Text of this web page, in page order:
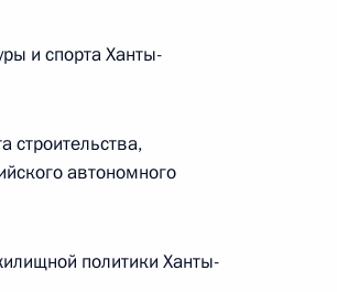
и спорта Ханты-
строительства,
автономного
политики Ханты-